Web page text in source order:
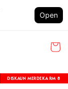
Open
DISKAUN MERDEKA RM 8